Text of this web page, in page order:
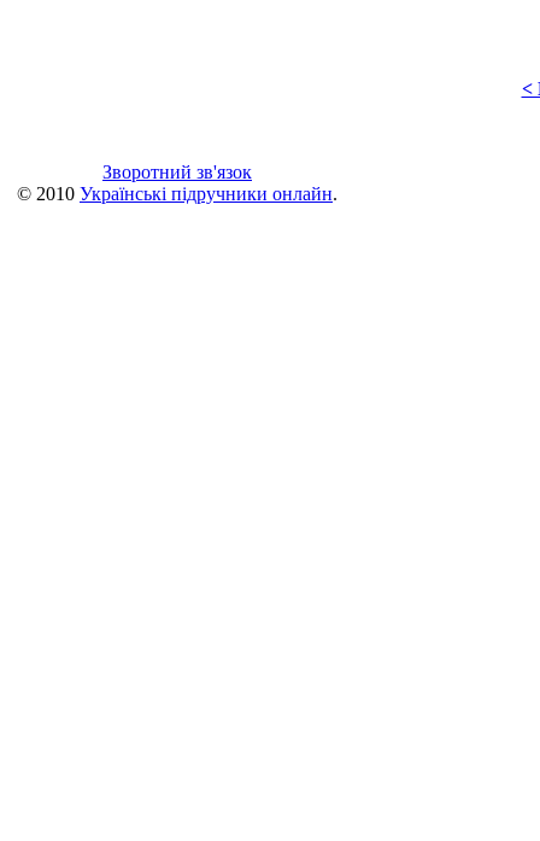
<
Зворотний зв'язок
© 2010 Українські підручники онлайн.